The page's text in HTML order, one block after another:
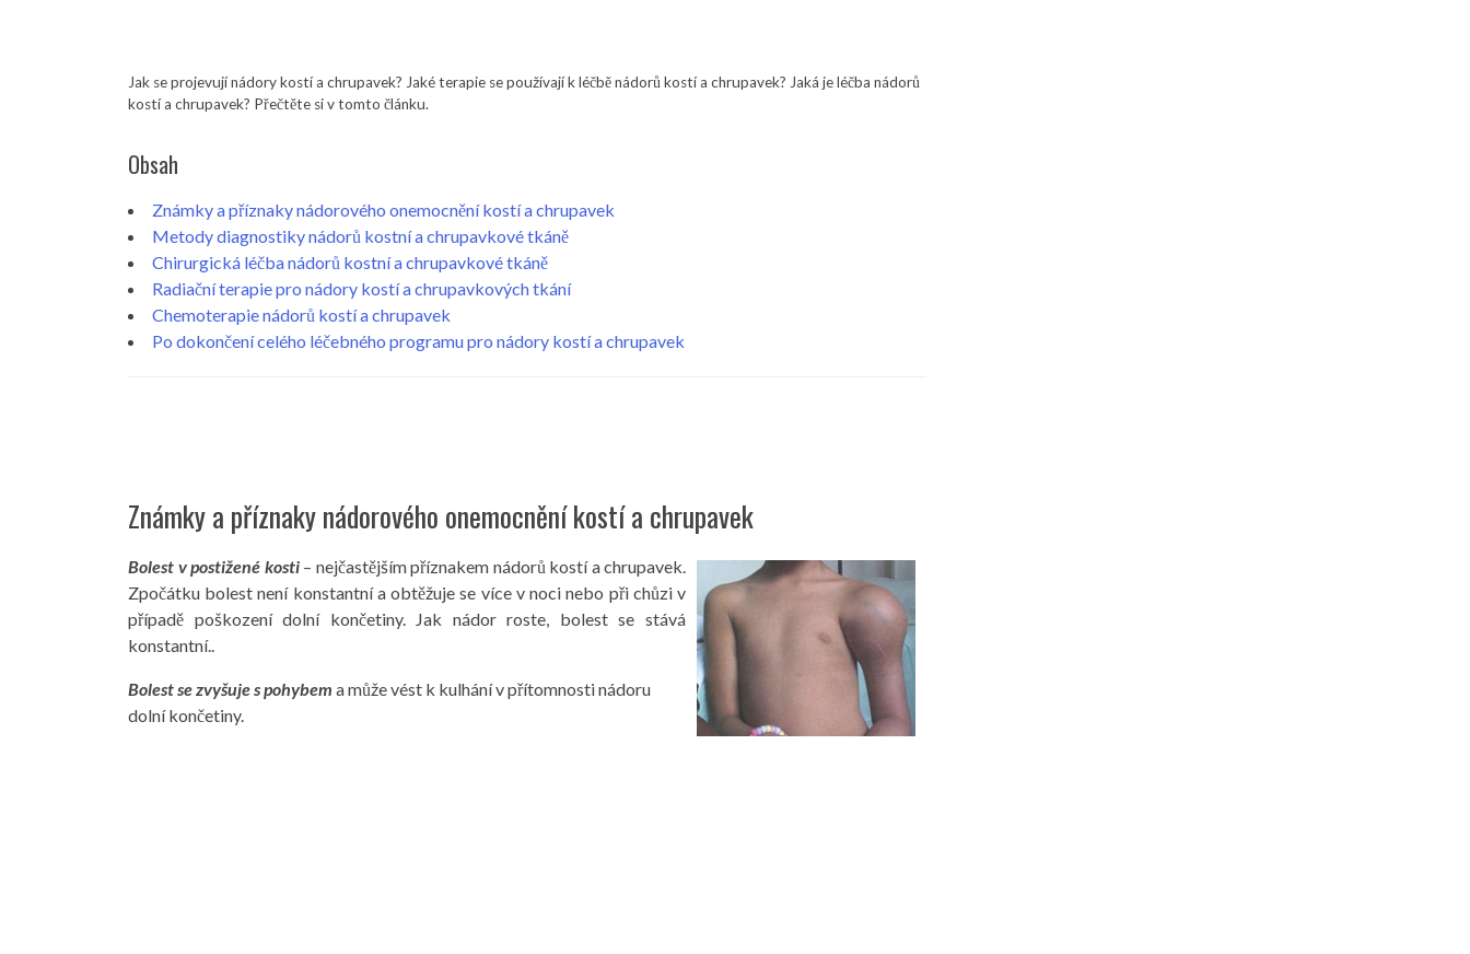
Jak se projevují nádory kostí a chrupavek? Jaké terapie se používají k léčbě nádorů kostí a chrupavek? Jaká je léčba nádorů
kostí a chrupavek? Přečtěte si v tomto článku.
Obsah
Známky a příznaky nádorového onemocnění kostí a chrupavek
Metody diagnostiky nádorů kostní a chrupavkové tkáně
Chirurgická léčba nádorů kostní a chrupavkové tkáně
Radiační terapie pro nádory kostí a chrupavkových tkání
Chemoterapie nádorů kostí a chrupavek
Po dokončení celého léčebného programu pro nádory kostí a chrupavek
Známky a příznaky nádorového onemocnění kostí a chrupavek
Bolest v postižené kosti– nejčastějším příznakem nádorů kostí a chrupavek.
Zpočátku bolest není konstantní a obtěžuje se více v noci nebo při chůzi v
případě poškození dolní končetiny. Jak nádor roste, bolest se stává
konstantní..
Bolest se zvyšuje s pohybem a může vést k kulhání v přítomnosti nádoru
dolní končetiny.